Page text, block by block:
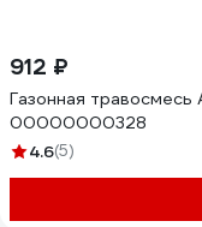
912 ₽
Газонная травосмесь
00000000328
4.6(5)